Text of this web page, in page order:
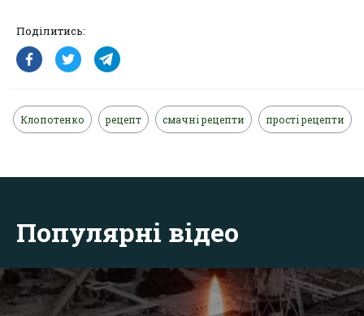
Поділитись:
Клопотенко рецепт смачні рецепти прості рецепти
Популярні відео